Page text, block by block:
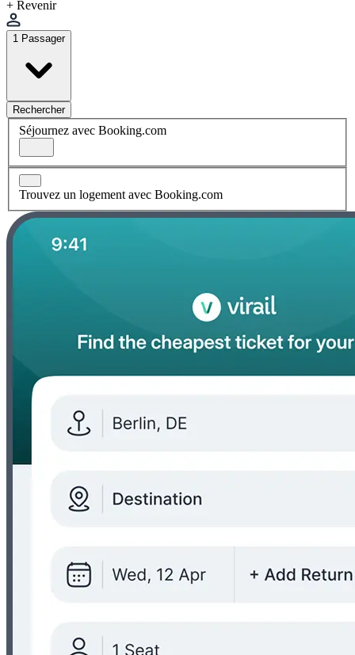
+ Revenir
1 Passager
Rechercher
Séjournez avec Booking.com
Trouvez un logement avec Booking.com